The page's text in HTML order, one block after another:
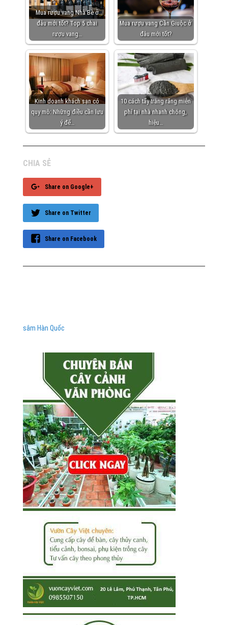
Mua rượu vang Nhà Bè ở
đâu mới tốt? Top 5 chai
rượu vang…
Mua rượu vang Cần Giuộc ở
đâu mới tốt?
Kinh doanh khách sạn có
quy mô: Những điều cần lưu
ý để…
10 cách tẩy trắng răng miễn
phí tại nhà nhanh chóng,
hiệu…
CHIA SẺ
Share on Google+
Share on Twitter
Share on Facebook
sâm Hàn Quốc